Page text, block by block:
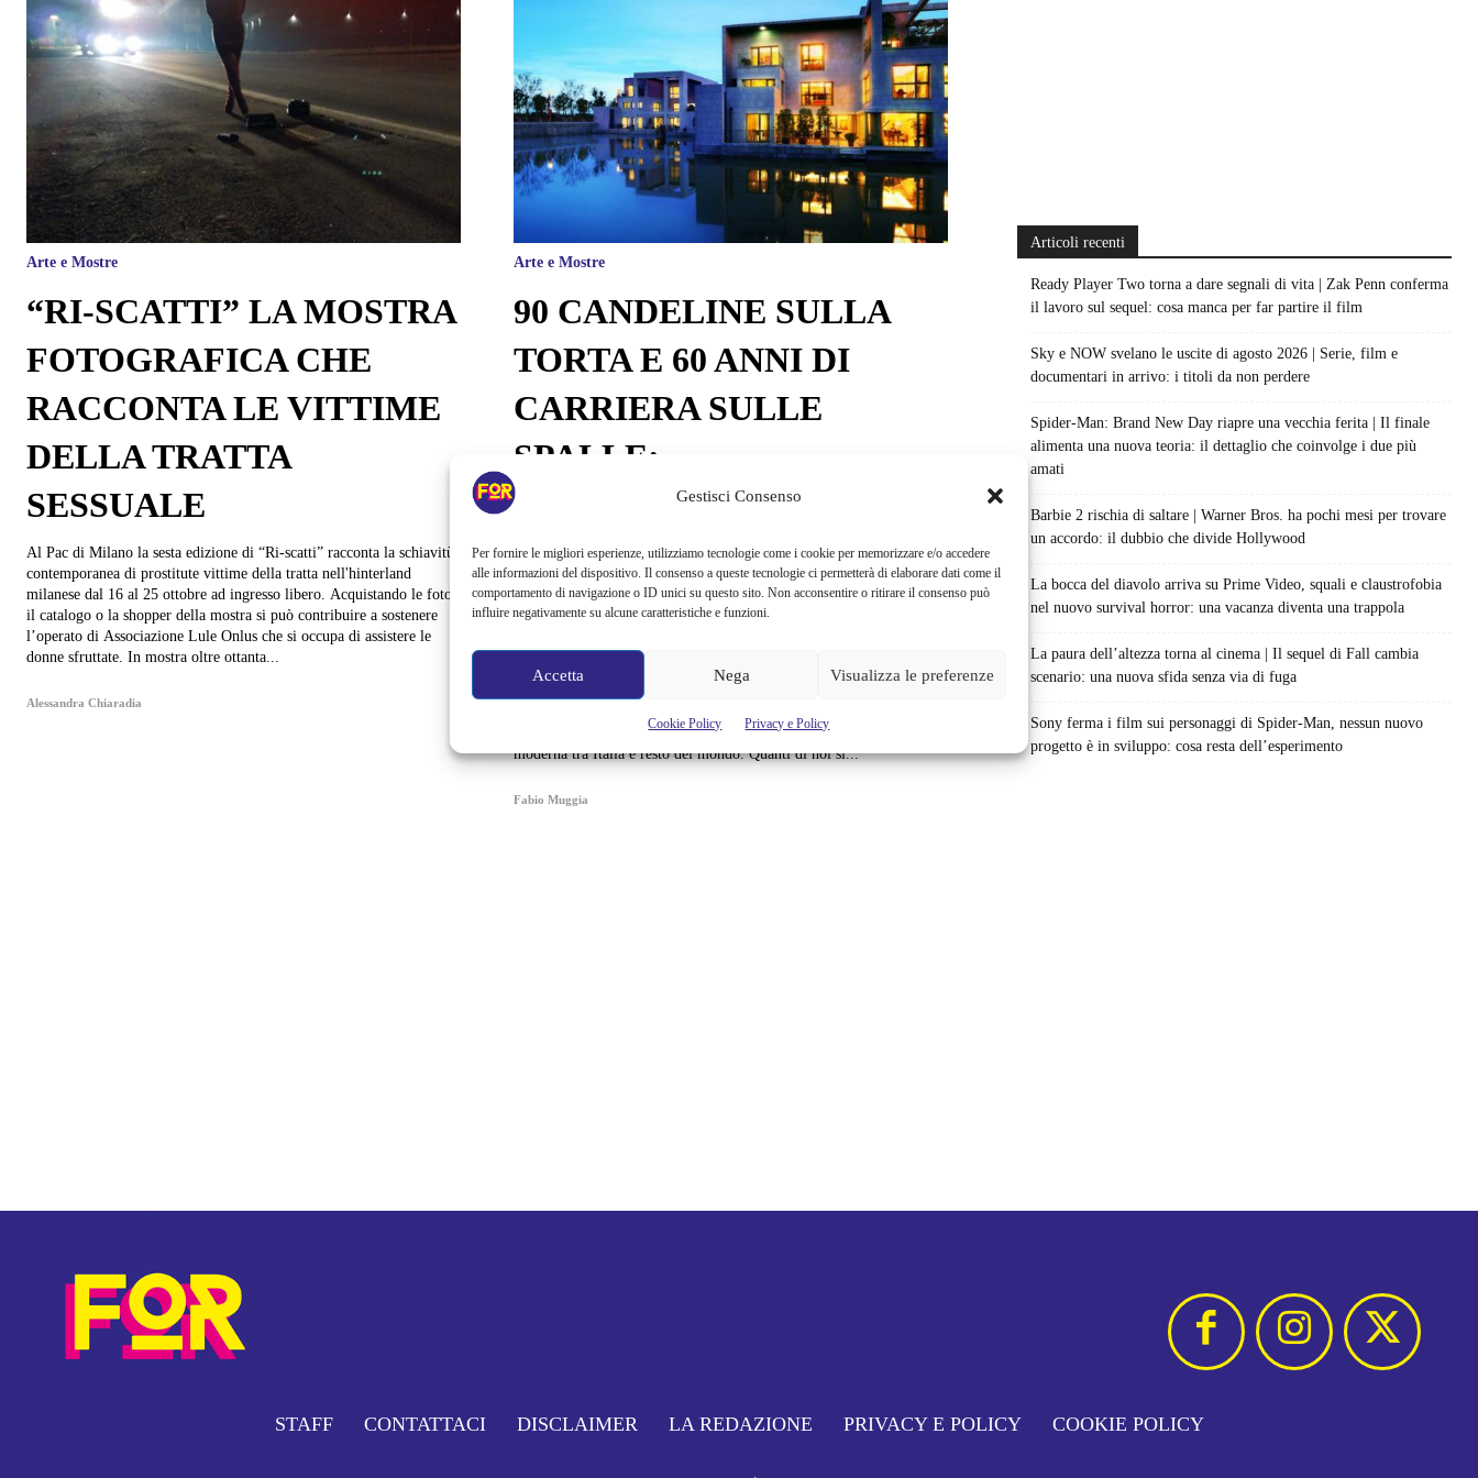
Gestisci Consenso
Per fornire le migliori esperienze, utilizziamo tecnologie come i cookie per memorizzare e/o accedere
alle informazioni del dispositivo. Il consenso a queste tecnologie ci permetterà di elaborare dati come il
comportamento di navigazione o ID unici su questo sito. Non acconsentire o ritirare il consenso può
influire negativamente su alcune caratteristiche e funzioni.
Accetta Nega Visualizza le preferenze
Cookie Policy Privacy e Policy
Arte e Mostre
“RI-SCATTI” LA MOSTRA
FOTOGRAFICA CHE
RACCONTA LE VITTIME
DELLA TRATTA
SESSUALE
Al Pac di Milano la sesta edizione di “Ri-scatti” racconta la schiavitù
contemporanea di prostitute vittime della tratta nell'hinterland
milanese dal 16 al 25 ottobre ad ingresso libero. Acquistando le foto,
il catalogo o la shopper della mostra si può contribuire a sostenere
l’operato di Associazione Lule Onlus che si occupa di assistere le
donne sfruttate. In mostra oltre ottanta...
Alessandra Chiaradia
Arte e Mostre
90 CANDELINE SULLA
TORTA E 60 ANNI DI
CARRIERA SULLE
SPALLE:
L’ARCHITETTURA DI
GREGOTTI IN MOSTRA
AL PAC
Quale modo migliore per festeggiare una carriera lunga e ricca di
successi? Al PAC Padiglione d’Arte Contemporanea di Milano apre
la mostra Il territorio dell’architettura. Gregotti e Associati
Vittorio Gregotti e al suo studio più di mezzo secolo di architettura
moderna tra Italia e resto del mondo. Quanti di noi si...
Fabio Muggia
Articoli recenti
Ready Player Two torna a dare segnali di vita | Zak Penn conferma
il lavoro sul sequel: cosa manca per far partire il film
Sky e NOW svelano le uscite di agosto 2026 | Serie, film e
documentari in arrivo: i titoli da non perdere
Spider-Man: Brand New Day riapre una vecchia ferita | Il finale
alimenta una nuova teoria: il dettaglio che coinvolge i due più
amati
Barbie 2 rischia di saltare | Warner Bros. ha pochi mesi per trovare
un accordo: il dubbio che divide Hollywood
La bocca del diavolo arriva su Prime Video, squali e claustrofobia
nel nuovo survival horror: una vacanza diventa una trappola
La paura dell’altezza torna al cinema | Il sequel di Fall cambia
scenario: una nuova sfida senza via di fuga
Sony ferma i film sui personaggi di Spider-Man, nessun nuovo
progetto è in sviluppo: cosa resta dell’esperimento
STAFF CONTATTACI DISCLAIMER LA REDAZIONE PRIVACY E POLICY COOKIE POLICY